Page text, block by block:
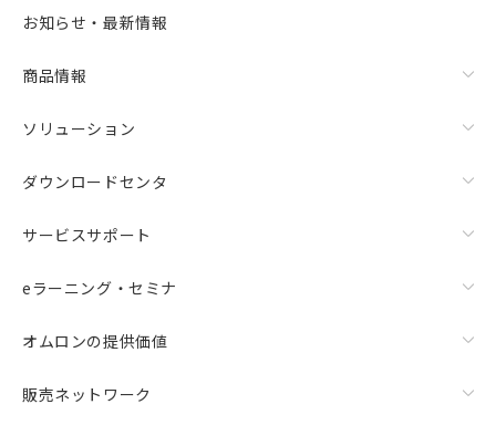
お知らせ・最新情報
商品情報
ソリューション
ダウンロードセンタ
サービスサポート
eラーニング・セミナ
オムロンの提供価値
販売ネットワーク